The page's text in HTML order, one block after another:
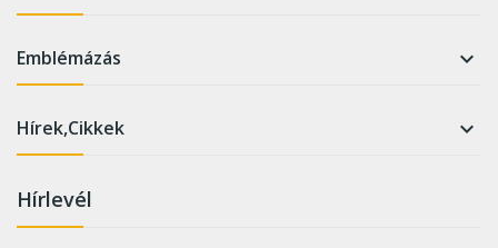
Emblémázás 
Hírek,Cikkek 
Hírlevél